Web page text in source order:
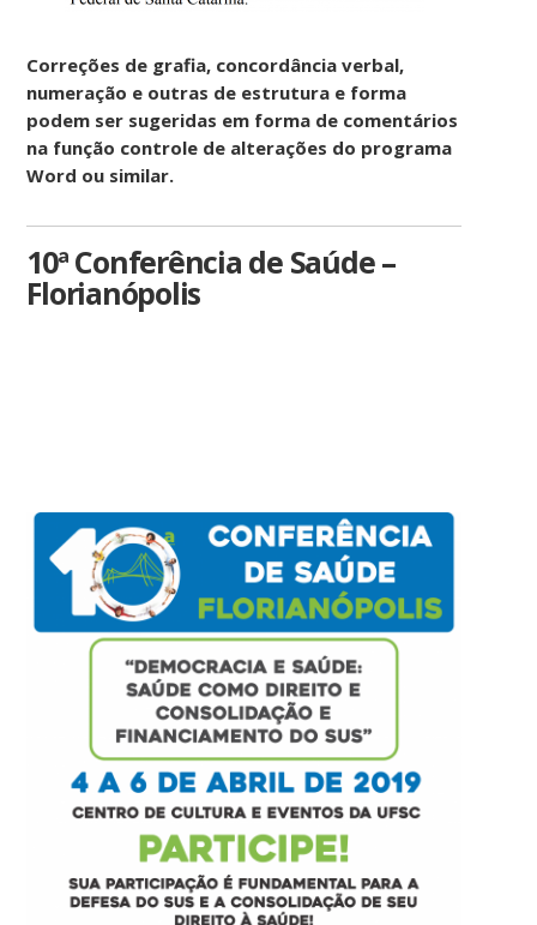
Correções de grafia, concordância verbal,
numeração e outras de estrutura e forma
podem ser sugeridas em forma de comentários
na função controle de alterações do programa
Word ou similar.
10ª Conferência de Saúde –
Florianópolis